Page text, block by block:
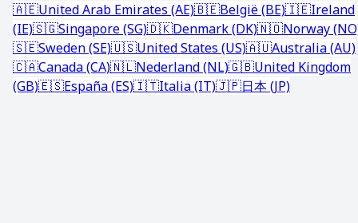
🇦🇪United Arab Emirates (AE)🇧🇪België (BE)🇮🇪Ireland
(IE)🇸🇬Singapore (SG)🇩🇰Denmark (DK)🇳🇴Norway
🇸🇪Sweden (SE)🇺🇸United States (US)🇦🇺Australia (AU)
🇨🇦Canada (CA)🇳🇱Nederland (NL)🇬🇧United Kingdom
(GB)🇪🇸España (ES)🇮🇹Italia (IT)🇯🇵日本 (JP)